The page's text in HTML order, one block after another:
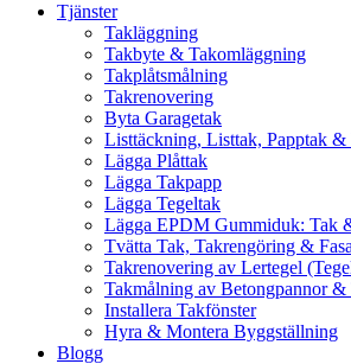
Tjänster
Takläggning
Takbyte & Takomläggning
Takplåtsmålning
Takrenovering
Byta Garagetak
Listtäckning, Listtak, Papptak &
Lägga Plåttak
Lägga Takpapp
Lägga Tegeltak
Lägga EPDM Gummiduk: Tak
Tvätta Tak, Takrengöring &
Takrenovering av Lertegel
Takmålning av Betongpannor &
Installera Takfönster
Hyra & Montera Byggställning
Blogg